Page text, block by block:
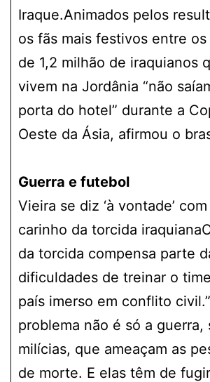
Iraque.Animados pelos
os fãs mais festivos entre os
de 1,2 milhão de iraquianos
vivem na Jordânia “não
porta do hotel” durante a
Oeste da Ásia, afirmou o
Guerra e futebol
Vieira se diz ‘à vontade’
carinho da torcida
da torcida compensa parte
dificuldades de treinar o
país imerso em conflito
problema não é só a guerra,
milícias, que ameaçam as
de morte. E elas têm de